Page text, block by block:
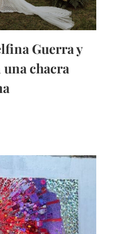
Guerra y
una chacra